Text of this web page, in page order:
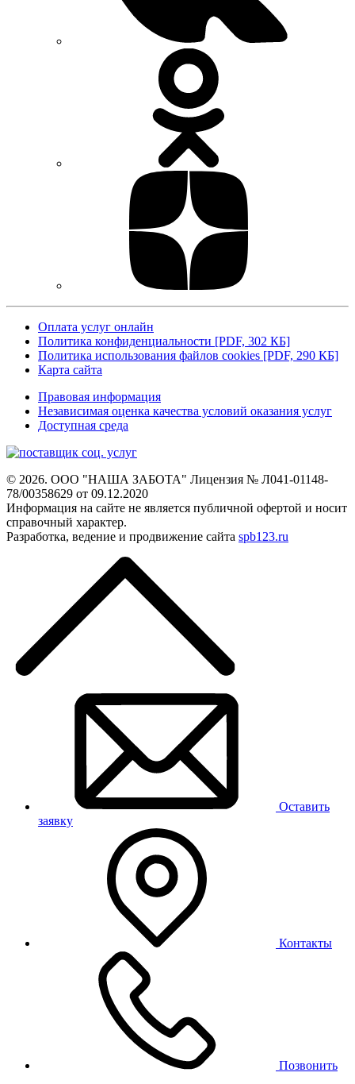
Оплата услуг онлайн
Политика конфиденциальности [PDF, 302 КБ]
Политика использования файлов cookies [PDF, 290 КБ]
Карта сайта
Правовая информация
Независимая оценка качества условий оказания услуг
Доступная среда
© 2026. ООО "НАША ЗАБОТА" Лицензия № Л041-01148-
78/00358629 от 09.12.2020
Информация на сайте не является публичной офертой и носит
справочный характер.
Разработка, ведение и продвижение сайта spb123.ru
Оставить
заявку
Контакты
Позвонить